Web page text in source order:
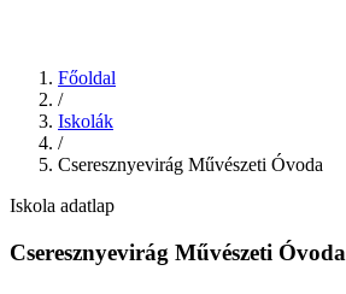
Főoldal
/
Iskolák
/
Cseresznyevirág Művészeti Óvoda
Iskola adatlap
Cseresznyevirág Művészeti Óvoda